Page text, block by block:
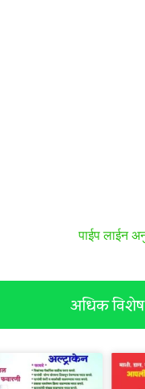
पाईप लाईन
अधिक विशेष